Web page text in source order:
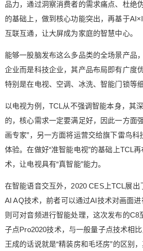
品力，通过洞察消费者的需求痛点、杜绝
的基础上，做到核心功能突出，再基于
互联互通，让大屏成为家庭的智慧中心。
能够一股脑发布这么多品类的全场景产品
企业而是科技企业，其产品布局即有广度
特别是在电视、空调、冰洗、智能门锁等细
以电视为例，TCL从不强调智能本身，其
的，核心需求一定要满足好，因此一方面
画专家”，另一方面将运营交给旗下雷鸟科
体验。在做好“准智能电视”的基础上TCL
术，让电视具有“真智能”能力。
在智能语音交互外，2020 CES上TCL展出
AI AQ技术，前者可以通过AI技术对画面
则可对音频进行智能处理，这次发布的C8
子点Pro2020技术，与一般量子点技术相
王成的话说就是“精装房和毛坯房”的区别
+屏幕显示的普及；场景无处不在
流在终端产品之间按需求自由漫流
一家做智慧家庭的家电巨头，然而
品发布会来看，TCL应该是实打实
战略的玩家，主线聚焦在基于AI x
慧健康生活相关的产品和服务。
TV“前智能时代”到2012年出现的“
准了点，TCL智能一路的历程是智
佳写照。如果说选对一次是运气
就绝非偶然，为什么TCL可以是一
题。 （来源： 罗超频道 ） 0 收藏
立刻支付